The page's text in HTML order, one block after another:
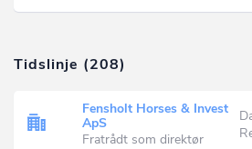
Tidslinje (208)
Fensholt Horses & Invest
ApS
Fratrådt som direktør